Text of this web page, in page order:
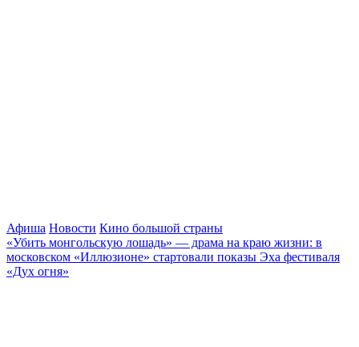
Афиша Новости Кино большой страны
«Убить монгольскую лошадь» — драма на краю жизни: в
московском «Иллюзионе» стартовали показы Эха фестиваля
«Дух огня»